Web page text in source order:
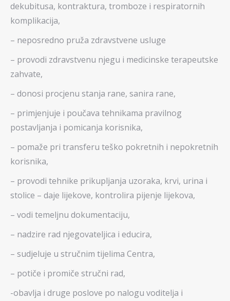
dekubitusa, kontraktura, tromboze i respiratornih
komplikacija,
– neposredno pruža zdravstvene usluge
– provodi zdravstvenu njegu i medicinske terapeutske
zahvate,
– donosi procjenu stanja rane, sanira rane,
– primjenjuje i poučava tehnikama pravilnog
postavljanja i pomicanja korisnika,
– pomaže pri transferu teško pokretnih i nepokretnih
korisnika,
– provodi tehnike prikupljanja uzoraka, krvi, urina i
stolice – daje lijekove, kontrolira pijenje lijekova,
– vodi temeljnu dokumentaciju,
– nadzire rad njegovateljica i educira,
– sudjeluje u stručnim tijelima Centra,
– potiče i promiče stručni rad,
-obavlja i druge poslove po nalogu voditelja i